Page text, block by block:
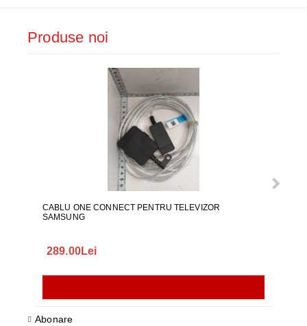
Produse noi
CABLU ONE CONNECT PENTRU TELEVIZOR
SAMSUNG
289.00Lei
Abonare